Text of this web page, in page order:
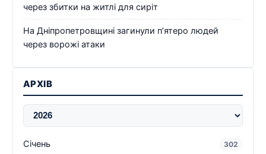
через збитки на житлі для сиріт
На Дніпропетровщині загинули п’ятеро людей
через ворожі атаки
АРХІВ
Січень 302